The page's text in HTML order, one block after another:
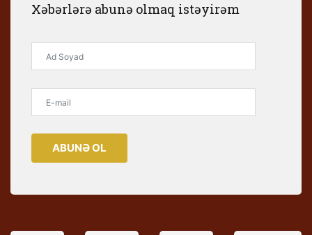
Xəbərlərə abunə olmaq istəyirəm
ABUNƏ OL